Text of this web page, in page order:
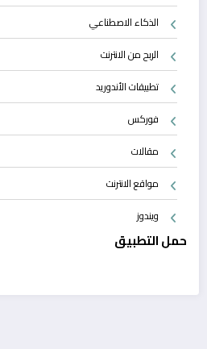
الذكاء الاصطناعي
الربح من الانترنت
تطبيقات الأندوريد
فوركس
مقالات
مواقع الانترنت
ويندوز
حمل التطبيق